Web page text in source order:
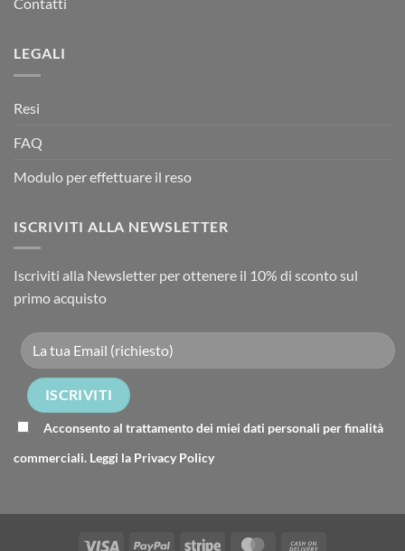
LEGALI
Resi
FAQ
Modulo per effettuare il reso
ISCRIVITI ALLA NEWSLETTER
Iscriviti alla Newsletter per ottenere il 10% di sconto sul
primo acquisto
Acconsento al trattamento dei miei dati personali per finalità
commerciali. Leggi la Privacy Policy
Visa PayPal Stripe MasterCard